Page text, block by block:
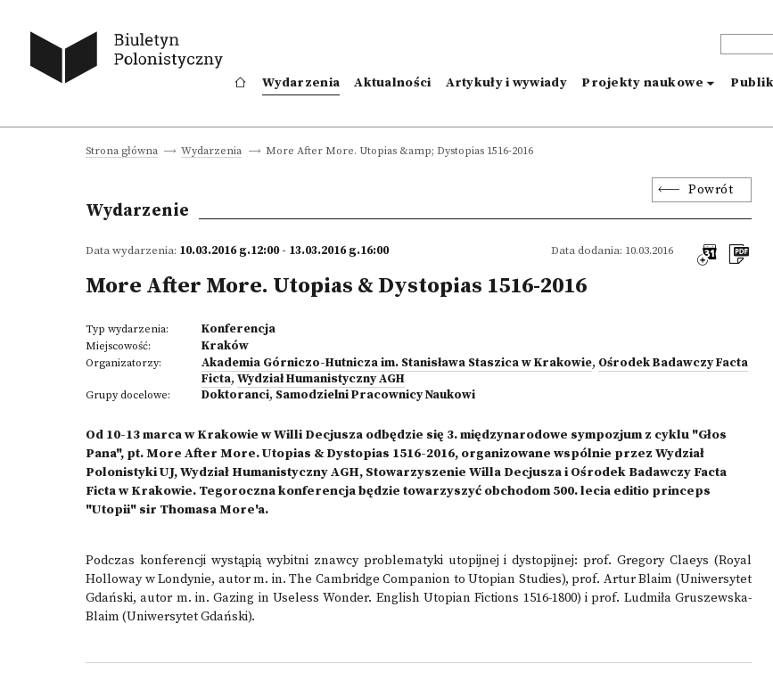
Wydarzenia Aktualności Artykuły i wywiady Projekty naukowe
Strona główna Wydarzenia More After More. Utopias &amp; Dystopias 1516-2016
Powrót
Wydarzenie
Data wydarzenia: 10.03.2016 g.12:00 - 13.03.2016 g.16:00 Data dodania: 10.03.2016
More After More. Utopias & Dystopias 1516-2016
Typ wydarzenia: Konferencja
Miejscowość: Kraków
Organizatorzy: Akademia Górniczo-Hutnicza im. Stanisława Staszica w Krakowie, Ośrodek Badawczy Facta
Ficta, Wydział Humanistyczny AGH
Grupy docelowe: Doktoranci, Samodzielni Pracownicy Naukowi
Od 10-13 marca w Krakowie w Willi Decjusza odbędzie się 3. międzynarodowe sympozjum z cyklu "Głos
Pana", pt. More After More. Utopias & Dystopias 1516-2016, organizowane wspólnie przez Wydział
Polonistyki UJ, Wydział Humanistyczny AGH, Stowarzyszenie Willa Decjusza i Ośrodek Badawczy Facta
Ficta w Krakowie. Tegoroczna konferencja będzie towarzyszyć obchodom 500. lecia editio princeps
"Utopii" sir Thomasa More'a.
Podczas konferencji wystąpią wybitni znawcy problematyki utopijnej i dystopijnej: prof. Gregory Claeys (Royal
Holloway w Londynie, autor m. in. The Cambridge Companion to Utopian Studies), prof. Artur Blaim (Uniwersytet
Gdański, autor m. in. Gazing in Useless Wonder. English Utopian Fictions 1516-1800) i prof. Ludmiła Gruszewska-
Blaim (Uniwersytet Gdański).